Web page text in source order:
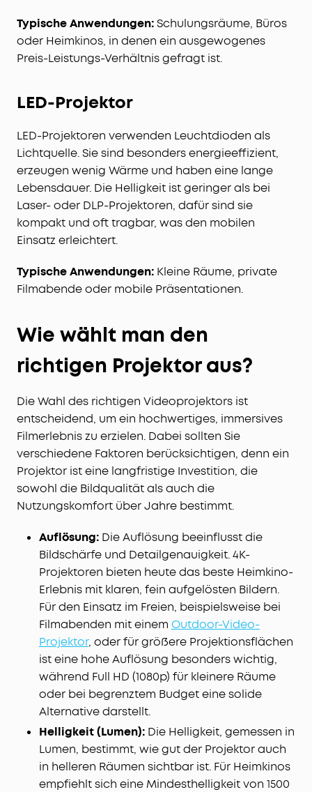
Typische Anwendungen:Schulungsräume, Büros
oder Heimkinos, in denen ein ausgewogenes
Preis-Leistungs-Verhältnis gefragt ist.
LED-Projektor
LED-Projektoren verwenden Leuchtdioden als
Lichtquelle. Sie sind besonders energieeffizient,
erzeugen wenig Wärme und haben eine lange
Lebensdauer. Die Helligkeit ist geringer als bei
Laser- oder DLP-Projektoren, dafür sind sie
kompakt und oft tragbar, was den mobilen
Einsatz erleichtert.
Typische Anwendungen: Kleine Räume, private
Filmabende oder mobile Präsentationen.
Wie wählt man den
richtigen Projektor aus?
Die Wahl des richtigen Videoprojektors ist
entscheidend, um ein hochwertiges, immersives
Filmerlebnis zu erzielen. Dabei sollten Sie
verschiedene Faktoren berücksichtigen, denn ein
Projektor ist eine langfristige Investition, die
sowohl die Bildqualität als auch die
Nutzungskomfort über Jahre bestimmt.
Auflösung: Die Auflösung beeinflusst die
Bildschärfe und Detailgenauigkeit. 4K-
Projektoren bieten heute das beste Heimkino-
Erlebnis mit klaren, fein aufgelösten Bildern.
Für den Einsatz im Freien, beispielsweise bei
Filmabenden mit einem Outdoor-Video-
Projektor, oder für größere Projektionsflächen
ist eine hohe Auflösung besonders wichtig,
während Full HD (1080p) für kleinere Räume
oder bei begrenztem Budget eine solide
Alternative darstellt.
Helligkeit (Lumen): Die Helligkeit, gemessen in
Lumen, bestimmt, wie gut der Projektor auch
in helleren Räumen sichtbar ist. Für Heimkinos
empfiehlt sich eine Mindesthelligkeit von 1500